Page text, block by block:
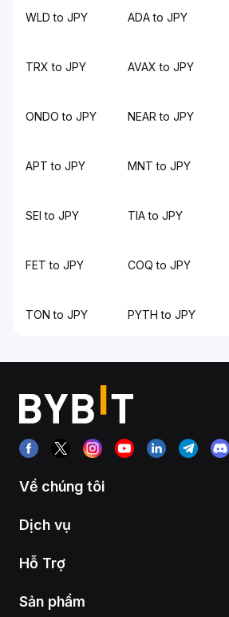
WLD to JPY ADA to JPY
TRX to JPY AVAX to JPY
ONDO to JPY NEAR to JPY
APT to JPY MNT to JPY
SEI to JPY TIA to JPY
FET to JPY COQ to JPY
TON to JPY PYTH to JPY
Về chúng tôi
Dịch vụ
Hỗ Trợ
Sản phẩm